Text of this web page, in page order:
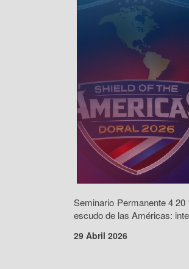
Seminario Permanente 4 20
escudo de las Américas:
29 Abril 2026